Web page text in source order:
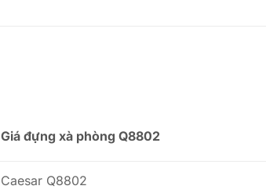
Giá đựng xà phòng Q8802
Caesar Q8802